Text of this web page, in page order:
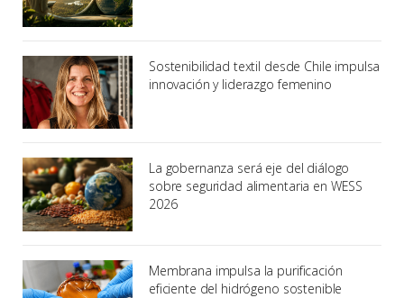
Sostenibilidad textil desde Chile impulsa
innovación y liderazgo femenino
La gobernanza será eje del diálogo
sobre seguridad alimentaria en WESS
2026
Membrana impulsa la purificación
eficiente del hidrógeno sostenible